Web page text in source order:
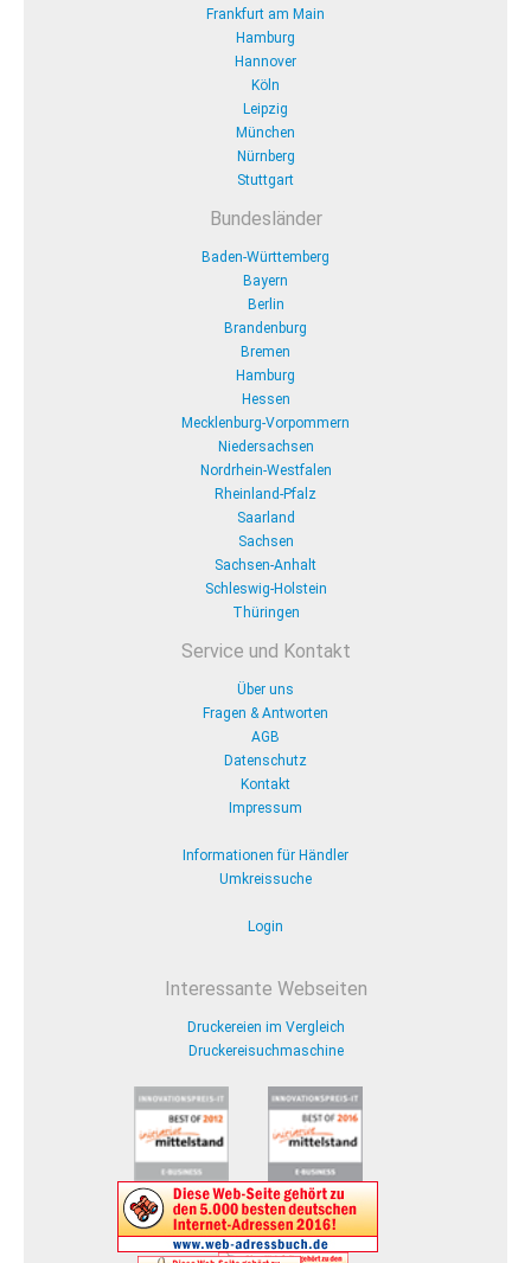
Frankfurt am Main
Hamburg
Hannover
Köln
Leipzig
München
Nürnberg
Stuttgart
Bundesländer
Baden-Württemberg
Bayern
Berlin
Brandenburg
Bremen
Hamburg
Hessen
Mecklenburg-Vorpommern
Niedersachsen
Nordrhein-Westfalen
Rheinland-Pfalz
Saarland
Sachsen
Sachsen-Anhalt
Schleswig-Holstein
Thüringen
Service und Kontakt
Über uns
Fragen & Antworten
AGB
Datenschutz
Kontakt
Impressum
Informationen für Händler
Umkreissuche
Login
Interessante Webseiten
Druckereien im Vergleich
Druckereisuchmaschine